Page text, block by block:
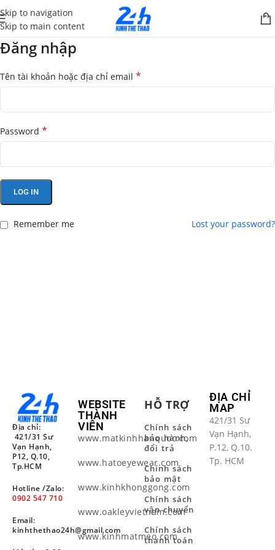
Skip to navigation
Skip to main content
Đăng nhập
Tên tài khoản hoặc địa chỉ email *
Password *
LOG IN
Lost your password?
Remember me
Địa chỉ:
421/31 Sư
Vạn Hạnh,
P12, Q.10,
Tp.HCM
Hotline /Zalo:
0902 547 710
Email:
kinhthethao24h@gmail.com
WEBSITE
THÀNH
VIÊN
www.matkinhhanquoc.com
www.hatoeyewear.com
www.kinhkhonggong.com
www.oakleyvietnam.com
www.kinhmatmeo.com
HỖ TRỢ
Chính sách
bảo hành,
đổi trả
Chính sách
bảo mật
Chính sách
vận chuyển
Chính sách
thanh toán
ĐỊA CHỈ
MAP
421/31 Sư
Vạn Hạnh,
P.12, Q.10.
Tp. HCM